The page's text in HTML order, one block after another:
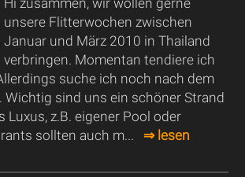
unsere Flitterwochen zwischen
Januar und März 2010 in Thailand
verbringen. Momentan tendiere ich
suche ich noch nach dem
Wichtig sind uns ein schöner Strand
Luxus, z.B. eigener Pool oder
sollten auch m... ⇒ lesen